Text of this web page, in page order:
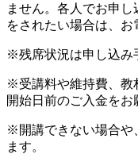
ません。各人でお申
をされたい場合は、お
※残席状況は申し込み
※受講料や維持費、教
開始日前のご入金をお
※開講できない場合や
ます。